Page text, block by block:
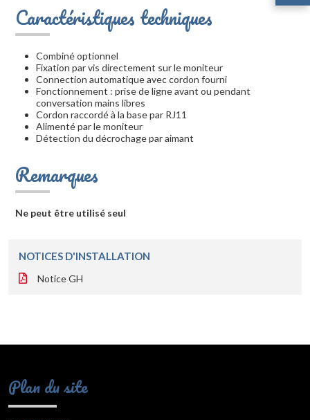
Caractéristiques techniques
Combiné optionnel
Fixation par vis directement sur le moniteur
Connection automatique avec cordon fourni
Fonctionnement : prise de ligne avant ou pendant
conversation mains libres
Cordon raccordé à la base par RJ11
Alimenté par le moniteur
Détection du décrochage par aimant
Remarques
Ne peut être utilisé seul
NOTICES D'INSTALLATION
Notice GH
Plan du site